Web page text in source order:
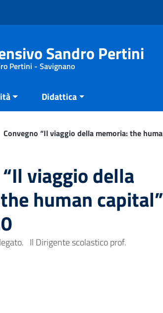
Sandro Pertini
Pertini - Savignano
Didattica
Convegno “Il viaggio della memoria: the
viaggio della
human
Il Dirigente scolastico prof.